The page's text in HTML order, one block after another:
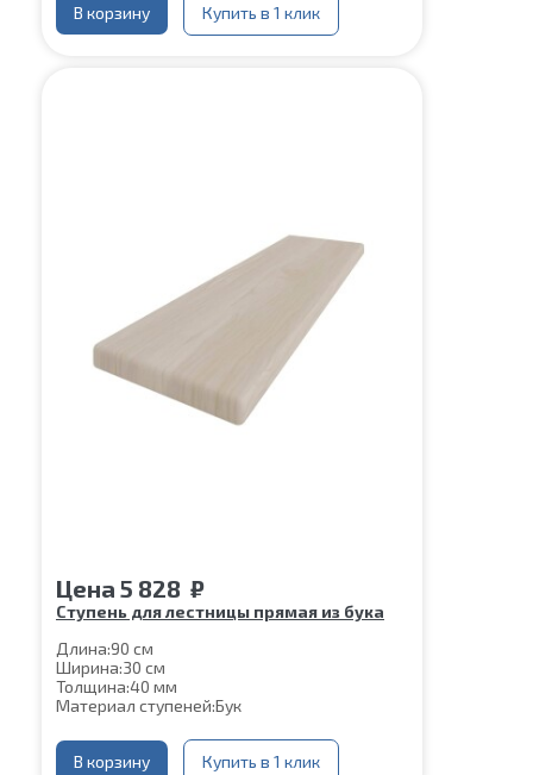
В корзину Купить в 1 клик
Цена 5 828 ₽
Ступень для лестницы прямая из бука
Длина:90 см
Ширина:30 см
Толщина:40 мм
Материал ступеней:Бук
В корзину Купить в 1 клик